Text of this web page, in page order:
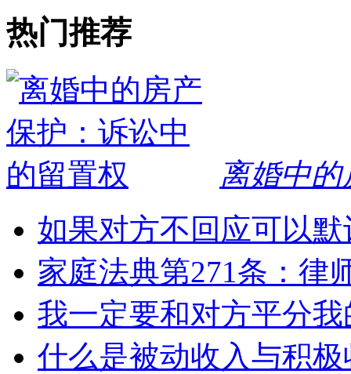
热门推荐
离婚中
如果对方不回应可以
家庭法典第271条：律
我一定要和对方平分
什么是被动收入与积